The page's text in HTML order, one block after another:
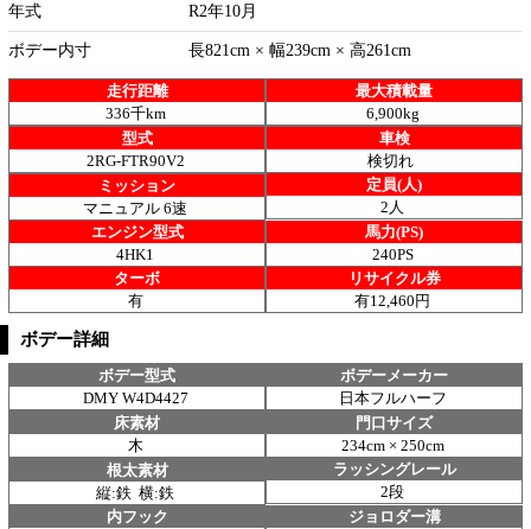
年式 R2年10月
ボデー内寸 長821cm × 幅239cm × 高261cm
走行距離
336千km
最大積載量
6,900kg
型式
2RG-FTR90V2
車検
検切れ
ミッション
マニュアル 6速
定員(人)
2人
エンジン型式
4HK1
馬力(PS)
240PS
ターボ
有
リサイクル券
有12,460円
ボデー詳細
ボデー型式
DMY W4D4427
ボデーメーカー
日本フルハーフ
床素材
木
門口サイズ
234cm × 250cm
根太素材
縦:鉄 横:鉄
ラッシングレール
2段
内フック
ジョロダー溝